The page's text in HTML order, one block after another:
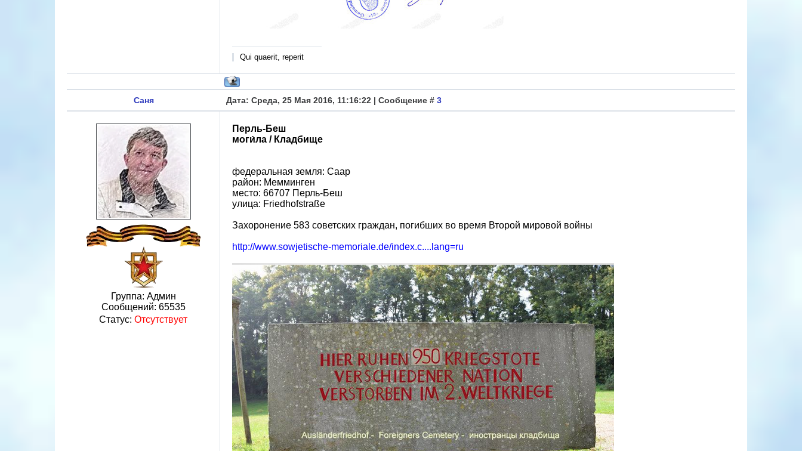
Qui quaerit, reperit
Саня Дата: Среда, 25 Мая 2016, 11:16:22 | Сообщение # 3
Группа: Админ
Сообщений: 65535
Статус: Отсутствует
Перль-Беш
моги́ла / Кладбище
федеральная земля: Саар
район: Мемминген
место: 66707 Перль-Беш
улица: Friedhofstraße
Захоронение 583 советских граждан, погибших во время Второй мировой войны
http://www.sowjetische-memoriale.de/index.c....lang=ru